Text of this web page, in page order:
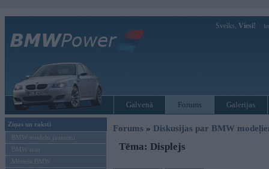
Sveiks, Viesi!
Galvenā Forums Galerijas
Ziņas un raksti
BMW modeļu jaunumi
BMW testi
Mēneša BMW
Forums » Diskusijas par BMW
Tēma: Displejs